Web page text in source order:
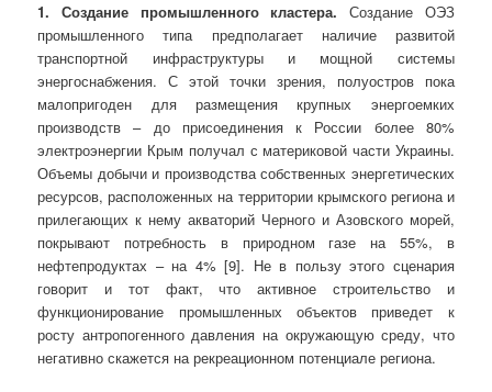
1. Создание промышленного кластера. Создание ОЭЗ
промышлен­ного типа предполагает наличие развитой
транспортной инфраструктуры и мощной системы
энергоснабжения. С этой точки зрения, полуостров пока
малопригоден для размещения крупных энергоемких
производств – до присоединения к России более 80%
электроэнергии Крым получал с материковой части Украины.
Объемы добычи и производства собственных энергетических
ресурсов, расположенных на территории крымского региона и
прилегающих к нему акваторий Черного и Азовского морей,
покрывают потребность в природном газе на 55%, в
нефтепродуктах – на 4% [9]. Не в пользу этого сценария
говорит и тот факт, что активное строительство и
функционирование промышленных объектов приведет к
росту антропоген­ного давления на окружающую среду, что
негативно скажется на рекреационном потенциале региона.